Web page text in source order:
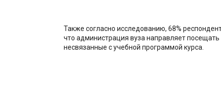
Также согласно исследованию, 68%
что администрация вуза направляет
несвязанные с учебной программой курса.